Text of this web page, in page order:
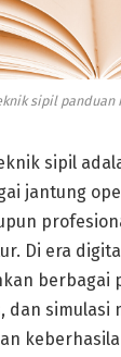
sipil
sipil
jantung
Di era
berbagai
dan simulasi